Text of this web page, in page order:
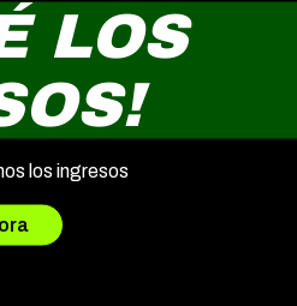
LOS
los ingresos